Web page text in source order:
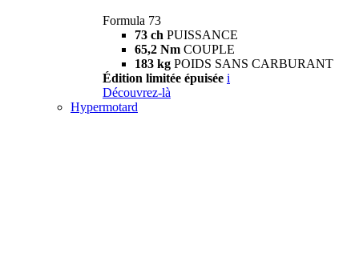
Formula 73
73 ch PUISSANCE
65,2 Nm COUPLE
183 kg POIDS SANS CARBURANT
Édition limitée épuisée i
Découvrez-là
Hypermotard